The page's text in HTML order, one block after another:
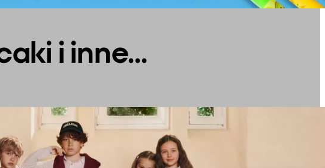
i inne...